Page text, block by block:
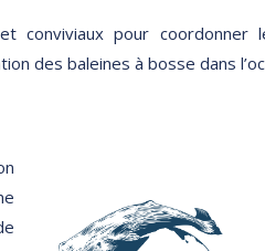
conviviaux pour
des baleines à bosse dans